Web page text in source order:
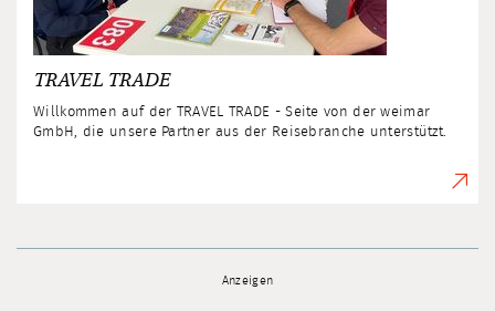
TRAVEL TRADE
Willkommen auf der TRAVEL TRADE - Seite von der weimar
GmbH, die unsere Partner aus der Reisebranche unterstützt.
Anzeigen